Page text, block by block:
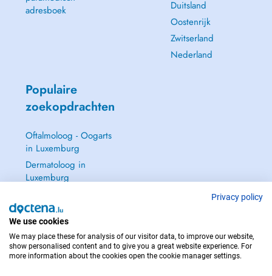
adresboek
Duitsland
Oostenrijk
Zwitserland
Nederland
Populaire
zoekopdrachten
Oftalmoloog - Oogarts
in Luxemburg
Dermatoloog in
Luxemburg
Gynaecoloog in
Luxemburg
Zie alle →
Privacy policy
We use cookies
We may place these for analysis of our visitor data, to improve our website,
show personalised content and to give you a great website experience. For
more information about the cookies open the cookie manager settings.